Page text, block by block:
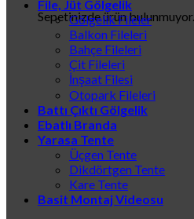
Sepetinizde ürün bulunmuyor.
File, Jüt Gölgelik
Gölgelik Fileler
Balkon Fileleri
Bahçe Fileleri
Çit Fileleri
İnşaat Filesi
Otopark Fileleri
Battı Çıktı Gölgelik
Ebatlı Branda
Yarasa Tente
Üçgen Tente
Dikdörtgen Tente
Kare Tente
Basit Montaj Videosu